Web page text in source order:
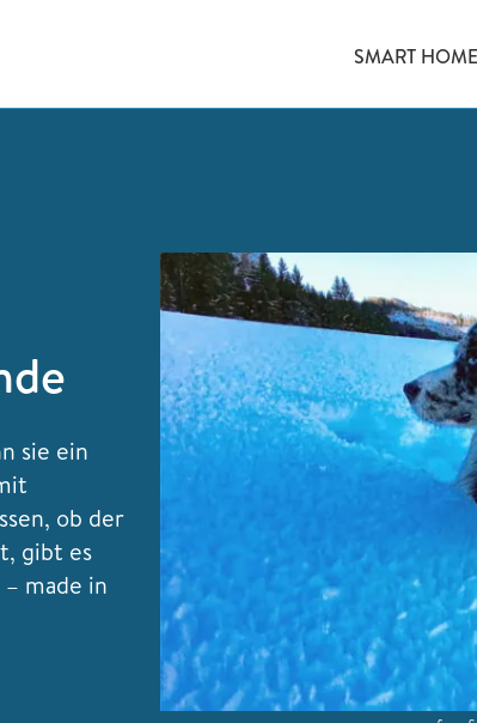
SMART HOME
sie ein
ob der
gibt es
made in